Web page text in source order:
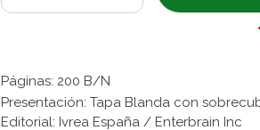
Páginas: 200 B/N
Presentación: Tapa Blanda con
Editorial: Ivrea España / Enterbrain Inc